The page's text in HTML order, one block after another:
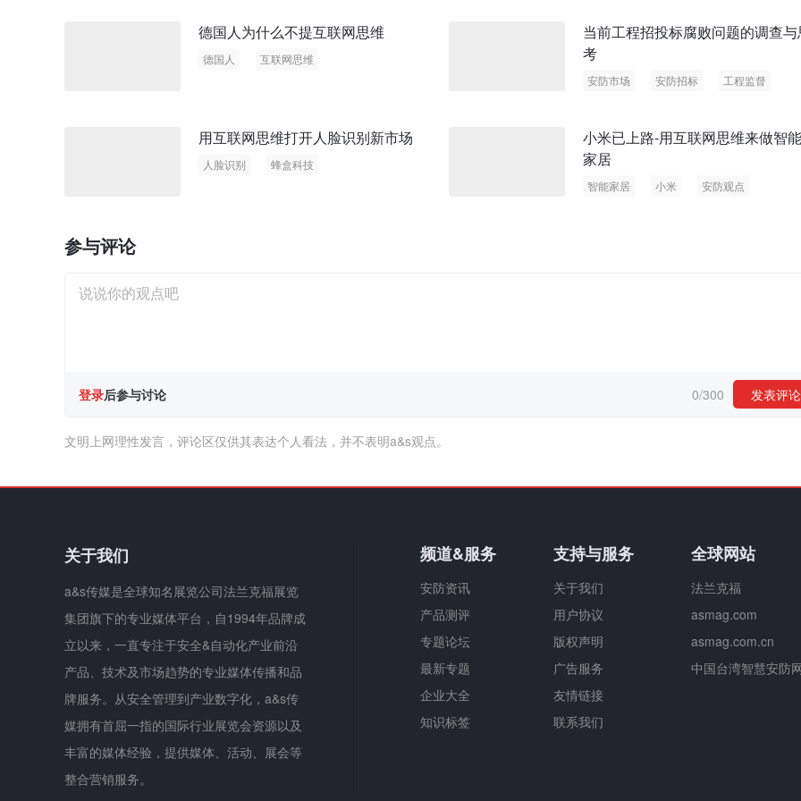
德国人为什么不提互联网思维
德国人 互联网思维
当前工程招投标腐败问题的调查
考
安防市场 安防招标
工程监督
用互联网思维打开人脸识别新市场
人脸识别 蜂盒科技
小米已上路-用互联网思维来做智能
家居
智能家居 小米 安防观点
参与评论
登录后参与讨论 0/300 发表评论
文明上网理性发言，评论区仅供其表达个人看法，并不表明a&s观点。
关于我们
a&s传媒是全球知名展览公司法兰克福展览
集团旗下的专业媒体平台，自1994年品牌成
立以来，一直专注于安全&自动化产业前沿
产品、技术及市场趋势的专业媒体传播和品
牌服务。从安全管理到产业数字化，a&s传
媒拥有首屈一指的国际行业展览会资源以及
丰富的媒体经验，提供媒体、活动、展会等
整合营销服务。
频道&服务
安防资讯
产品测评
专题论坛
最新专题
企业大全
知识标签
支持与服务
关于我们
用户协议
版权声明
广告服务
友情链接
联系我们
全球网站
法兰克福
asmag.com
asmag.com.cn
中国台湾智慧安防